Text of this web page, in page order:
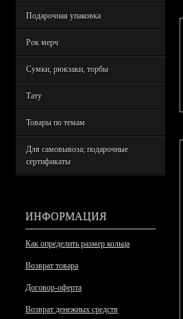
Подарочная упаковка
Рок мерч
Сумки, рюкзаки, торбы
Тату
Товары по темам
Для самовывоза; подарочные
сертификаты
ИНФОРМАЦИЯ
Как определить размер кольца
Возврат товара
Договор-оферта
Возврат денежных средств